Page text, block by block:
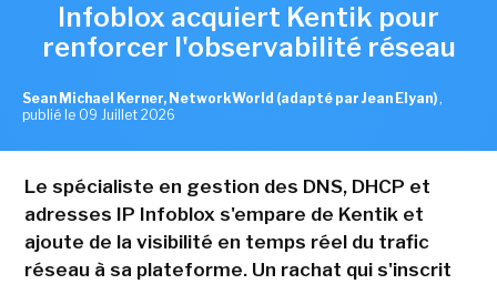
Infoblox acquiert Kentik pour
renforcer l'observabilité réseau
Sean Michael Kerner, NetworkWorld (adapté par Jean Elyan) ,
publié le 09 Juillet 2026
Le spécialiste en gestion des DNS, DHCP et
adresses IP Infoblox s'empare de Kentik et
ajoute de la visibilité en temps réel du trafic
réseau à sa plateforme. Un rachat qui s'inscrit